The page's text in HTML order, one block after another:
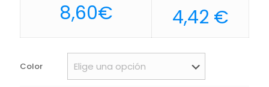
8,60€ 4,42 €
Color